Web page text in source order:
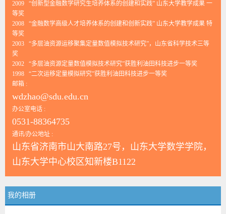
2009 “创新型金融数学研究生培养体系的创建和实践” 山东大学教学成果 一
等奖
2008 “金融数学高级人才培养体系的创建和创新实践” 山东大学教学成果 特
等奖
2003 “多层油资源运移聚集定量数值模拟技术研究”，山东省科学技术三等
奖
2002 “多层油资源定量数值模拟技术研究”获胜利油田科技进步一等奖
1998 “二次运移定量模拟研究”获胜利油田科技进步一等奖
邮箱 :
wdzhao@sdu.edu.cn
办公室电话 :
0531-88364735
通讯/办公地址 :
山东省济南市山大南路27号，山东大学数学学院，
山东大学中心校区知新楼B1122
我的相册